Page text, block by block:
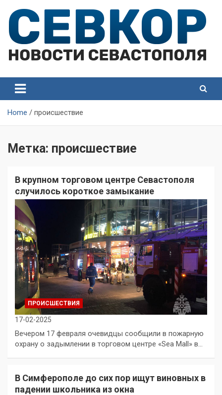
content
Севастополя
Севастополя
Home происшествие
Метка: происшествие
В крупном торговом центре Севастополя
случилось короткое замыкание
ПРОИСШЕСТВИЯ
17-02-2025
Вечером 17 февраля очевидцы сообщили в пожарную
охрану о задымлении в торговом центре «Sea Mall» в…
В Симферополе до сих пор ищут виновных в
падении школьника из окна